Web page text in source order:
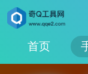
首页